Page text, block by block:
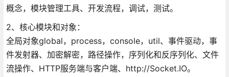
概念，模块管理工具、开发流程，调试，测试。
2、核心模块和对象：
全局对象global，process，console，util、事件驱动，事
件发射器、加密解密，路径操作，序列化和反序列化、文件
流操作、HTTP服务端与客户端、http://Socket.IO。